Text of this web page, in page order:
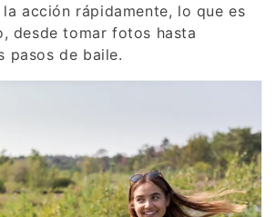
acción rápidamente, lo que es
desde tomar fotos hasta
pasos de baile.